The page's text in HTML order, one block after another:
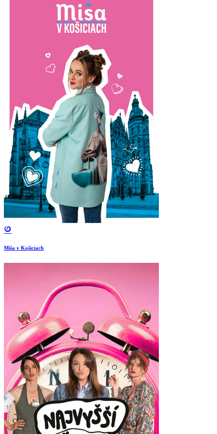
Miša v Košiciach